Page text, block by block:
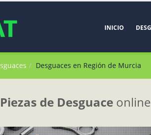
INICIO
Desguaces en Región de Murcia
Piezas de Desguace